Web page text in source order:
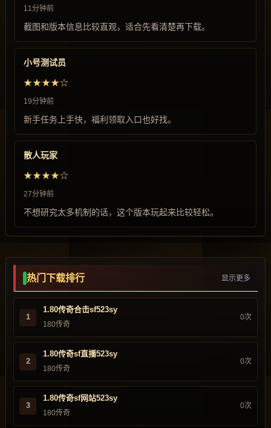
11分钟前
截图和版本信息比较直观，适合先看清楚再下载。
小号测试员
★★★★☆
19分钟前
新手任务上手快，福利领取入口也好找。
散人玩家
★★★★☆
27分钟前
不想研究太多机制的话，这个版本玩起来比较轻松。
热门下载排行 显示更多
1
1.80传奇合击sf523sy
180传奇
0次
2
1.80传奇sf直播523sy
180传奇
0次
3
1.80传奇sf网站523sy
180传奇
0次